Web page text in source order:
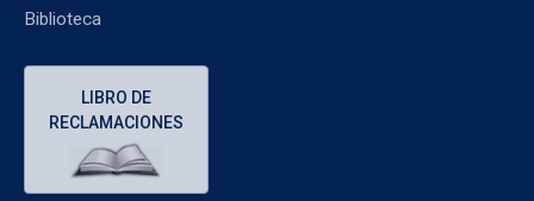
Biblioteca
LIBRO DE
RECLAMACIONES